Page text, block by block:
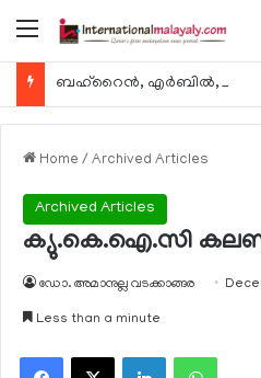
Menu
Home / Archived Articles
Archived Articles
ക്യു.കെ.ഐ.സി
ഡോ. അമാനുല്ല വടക്കാങ്ങര
Less than a minute
Facebook
X LinkedIn